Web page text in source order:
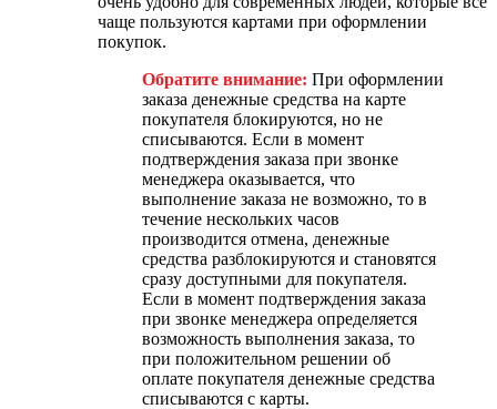
чаще пользуются картами при оформлении
покупок.
Обратите внимание: При оформлении
заказа денежные средства на карте
покупателя блокируются, но не
списываются. Если в момент
подтверждения заказа при звонке
менеджера оказывается, что
выполнение заказа не возможно, то в
течение нескольких часов
производится отмена, денежные
средства разблокируются и становятся
сразу доступными для покупателя.
Если в момент подтверждения заказа
при звонке менеджера определяется
возможность выполнения заказа, то
при положительном решении об
оплате покупателя денежные средства
списываются с карты.